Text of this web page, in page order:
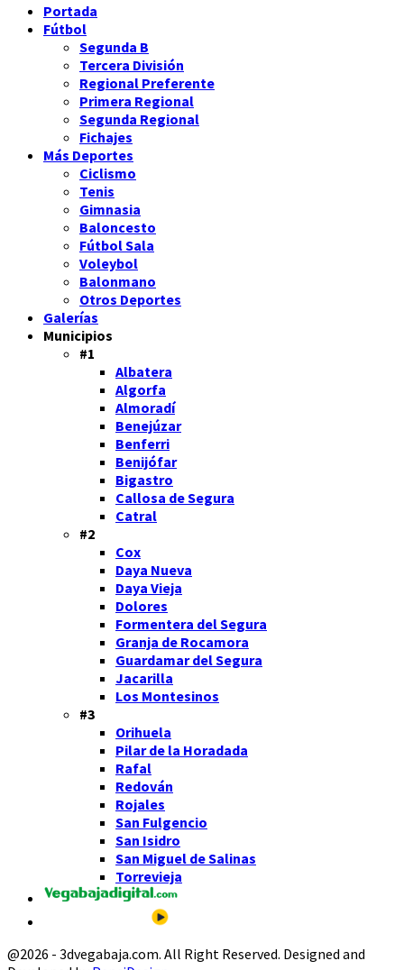
Portada
Fútbol
Segunda B
Tercera División
Regional Preferente
Primera Regional
Segunda Regional
Fichajes
Más Deportes
Ciclismo
Tenis
Gimnasia
Baloncesto
Fútbol Sala
Voleybol
Balonmano
Otros Deportes
Galerías
Municipios
#1
Albatera
Algorfa
Almoradí
Benejúzar
Benferri
Benijófar
Bigastro
Callosa de Segura
Catral
#2
Cox
Daya Nueva
Daya Vieja
Dolores
Formentera del Segura
Granja de Rocamora
Guardamar del Segura
Jacarilla
Los Montesinos
#3
Orihuela
Pilar de la Horadada
Rafal
Redován
Rojales
San Fulgencio
San Isidro
San Miguel de Salinas
Torrevieja
@2026 - 3dvegabaja.com. All Right Reserved. Designed and